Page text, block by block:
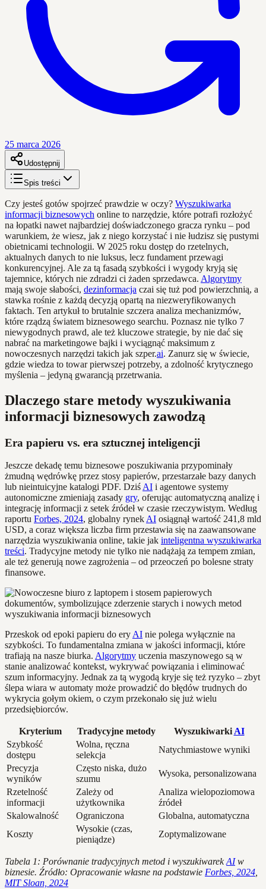
25 marca 2026
Udostępnij
Spis treści
Czy jesteś gotów spojrzeć prawdzie w oczy? Wyszukiwarka
informacji biznesowych online to narzędzie, które potrafi rozłożyć
na łopatki nawet najbardziej doświadczonego gracza rynku – pod
warunkiem, że wiesz, jak z niego korzystać i nie łudzisz się pustymi
obietnicami technologii. W 2025 roku dostęp do rzetelnych,
aktualnych danych to nie luksus, lecz fundament przewagi
konkurencyjnej. Ale za tą fasadą szybkości i wygody kryją się
tajemnice, których nie zdradzi ci żaden sprzedawca. Algorytmy
mają swoje słabości, dezinformacja czai się tuż pod powierzchnią, a
stawka rośnie z każdą decyzją opartą na niezweryfikowanych
faktach. Ten artykuł to brutalnie szczera analiza mechanizmów,
które rządzą światem biznesowego searchu. Poznasz nie tylko 7
niewygodnych prawd, ale też kluczowe strategie, by nie dać się
nabrać na marketingowe bajki i wyciągnąć maksimum z
nowoczesnych narzędzi takich jak szper.ai. Zanurz się w świecie,
gdzie wiedza to towar pierwszej potrzeby, a zdolność krytycznego
myślenia – jedyną gwarancją przetrwania.
Dlaczego stare metody wyszukiwania
informacji biznesowych zawodzą
Era papieru vs. era sztucznej inteligencji
Jeszcze dekadę temu biznesowe poszukiwania przypominały
żmudną wędrówkę przez stosy papierów, przestarzałe bazy danych
lub nieintuicyjne katalogi PDF. Dziś AI i agentowe systemy
autonomiczne zmieniają zasady gry, oferując automatyczną analizę i
integrację informacji z setek źródeł w czasie rzeczywistym. Według
raportu Forbes, 2024, globalny rynek AI osiągnął wartość 241,8 mld
USD, a coraz większa liczba firm przestawia się na zaawansowane
narzędzia wyszukiwania online, takie jak inteligentna wyszukiwarka
treści. Tradycyjne metody nie tylko nie nadążają za tempem zmian,
ale też generują nowe zagrożenia – od przeoczeń po bolesne straty
finansowe.
Przeskok od epoki papieru do ery AI nie polega wyłącznie na
szybkości. To fundamentalna zmiana w jakości informacji, które
trafiają na nasze biurka. Algorytmy uczenia maszynowego są w
stanie analizować kontekst, wykrywać powiązania i eliminować
szum informacyjny. Jednak za tą wygodą kryje się też ryzyko – zbyt
ślepa wiara w automaty może prowadzić do błędów trudnych do
wykrycia gołym okiem, o czym przekonało się już wielu
przedsiębiorców.
Kryterium Tradycyjne metody Wyszukiwarki AI
Szybkość
dostępu
Wolna, ręczna
selekcja
Natychmiastowe wyniki
Precyzja
wyników
Często niska, dużo
szumu
Wysoka, personalizowana
Rzetelność
informacji
Zależy od
użytkownika
Analiza wielopoziomowa
źródeł
Skalowalność
Ograniczona
Globalna, automatyczna
Koszty
Wysokie (czas,
pieniądze)
Zoptymalizowane
Tabela 1: Porównanie tradycyjnych metod i wyszukiwarekAIw
biznesie. Źródło: Opracowanie własne na podstawie Forbes, 2024
MIT Sloan, 2024